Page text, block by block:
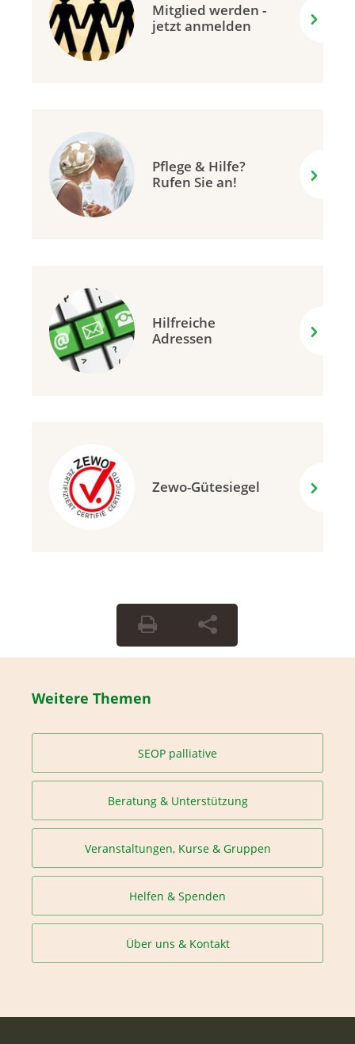
Mitglied werden -
jetzt anmelden
Pflege & Hilfe?
Rufen Sie an!
Hilfreiche
Adressen
Zewo-Gütesiegel
Weitere Themen
SEOP palliative
Beratung & Unterstützung
Veranstaltungen, Kurse & Gruppen
Helfen & Spenden
Über uns & Kontakt